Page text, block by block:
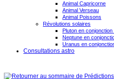
Animal Capricorne
Animal Verseau
Animal Poissons
Révolutions solaires
Pluton en conjonction
Neptune en
Uranus en
Consultations astro